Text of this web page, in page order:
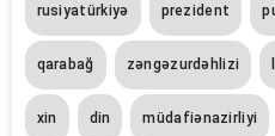
rusiyatürkiyə prezident
qarabağ zəngəzurdəhlizi
xi̇n di̇n müdafiənazirliyi